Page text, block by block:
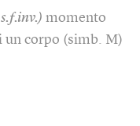
momento
corpo (simb. M)